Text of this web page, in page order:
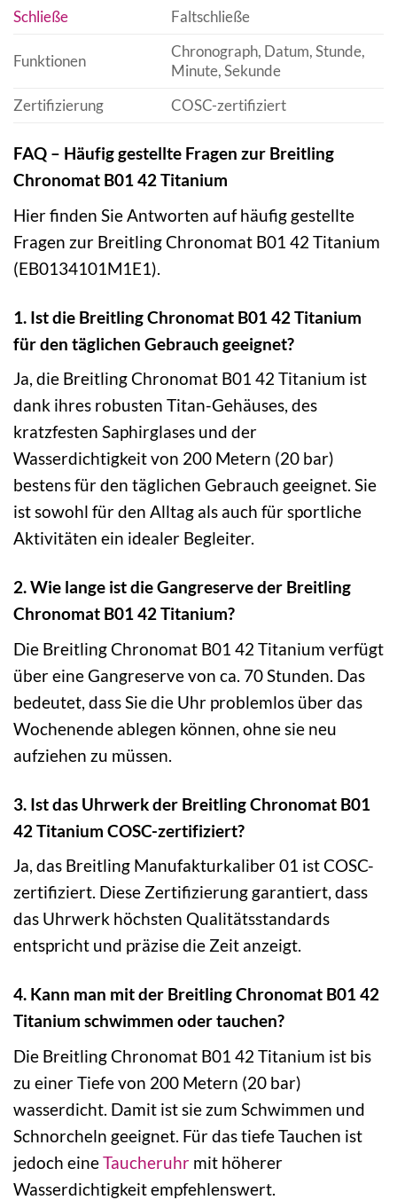
Schließe Faltschließe
Funktionen
Chronograph, Datum, Stunde,
Minute, Sekunde
Zertifizierung
COSC-zertifiziert
FAQ – Häufig gestellte Fragen zur Breitling
Chronomat B01 42 Titanium
Hier finden Sie Antworten auf häufig gestellte
Fragen zur Breitling Chronomat B01 42 Titanium
(EB0134101M1E1).
1. Ist die Breitling Chronomat B01 42 Titanium
für den täglichen Gebrauch geeignet?
Ja, die Breitling Chronomat B01 42 Titanium ist
dank ihres robusten Titan-Gehäuses, des
kratzfesten Saphirglases und der
Wasserdichtigkeit von 200 Metern (20 bar)
bestens für den täglichen Gebrauch geeignet. Sie
ist sowohl für den Alltag als auch für sportliche
Aktivitäten ein idealer Begleiter.
2. Wie lange ist die Gangreserve der Breitling
Chronomat B01 42 Titanium?
Die Breitling Chronomat B01 42 Titanium verfügt
über eine Gangreserve von ca. 70 Stunden. Das
bedeutet, dass Sie die Uhr problemlos über das
Wochenende ablegen können, ohne sie neu
aufziehen zu müssen.
3. Ist das Uhrwerk der Breitling Chronomat B01
42 Titanium COSC-zertifiziert?
Ja, das Breitling Manufakturkaliber 01 ist COSC-
zertifiziert. Diese Zertifizierung garantiert, dass
das Uhrwerk höchsten Qualitätsstandards
entspricht und präzise die Zeit anzeigt.
4. Kann man mit der Breitling Chronomat B01 42
Titanium schwimmen oder tauchen?
Die Breitling Chronomat B01 42 Titanium ist bis
zu einer Tiefe von 200 Metern (20 bar)
wasserdicht. Damit ist sie zum Schwimmen und
Schnorcheln geeignet. Für das tiefe Tauchen ist
jedoch eineTaucheruhr mit höherer
Wasserdichtigkeit empfehlenswert.